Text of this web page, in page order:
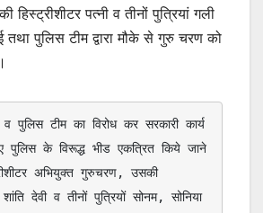
हिस्ट्रीशीटर पत्नी व तीनों पुत्रियां गली
तथा पुलिस टीम द्वारा मौके से गुरु चरण को
पुलिस टीम का विरोध कर सरकारी कार्य
पुलिस के विरूद्ध भीड एकत्रित किये जाने
अभियुक्त गुरुचरण, उसकी
शांति देवी व तीनों पुत्रियों सोनम, सोनिया